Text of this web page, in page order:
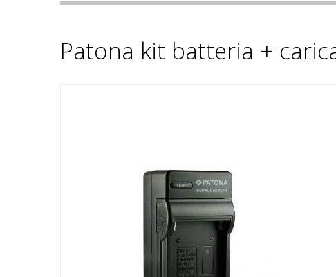
Patona kit batteria +